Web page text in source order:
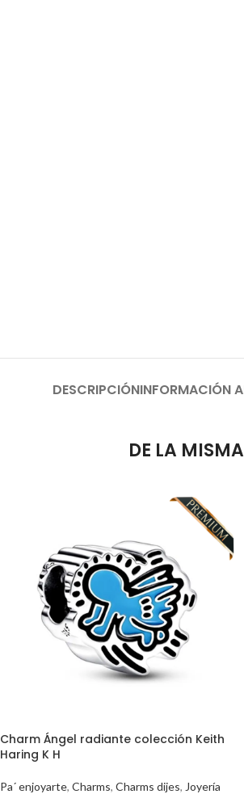
DESCRIPCIÓNINFORMACIÓN
DE LA
Charm Ángel radiante colección Keith
Haring K H
Pa´ enjoyarte, Charms, Charms dijes, Joyería